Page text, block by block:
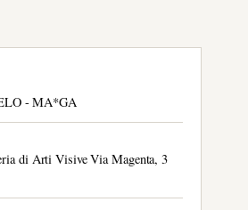
- MA*GA
di Arti Visive Via Magenta, 3